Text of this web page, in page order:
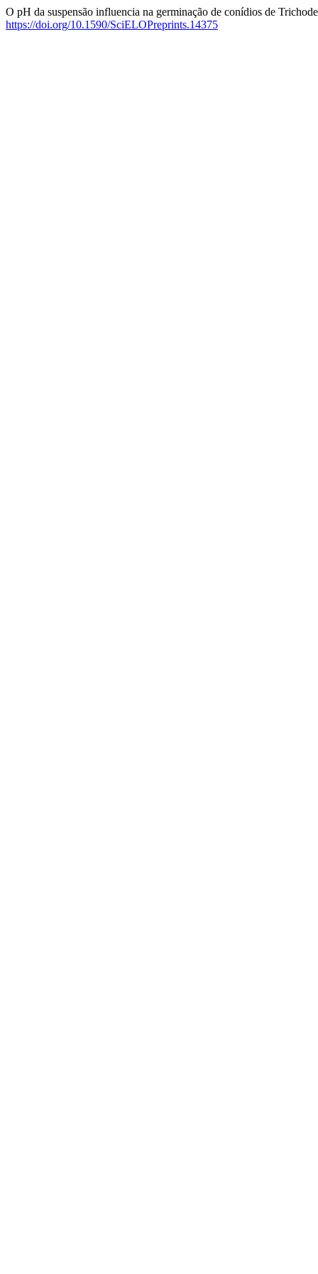
O pH da suspensão influencia na germinação de conídios de
https://doi.org/10.1590/SciELOPreprints.14375